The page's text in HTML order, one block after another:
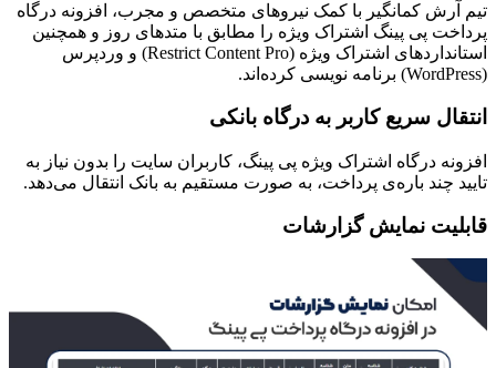
تیم آرش کمانگیر با کمک نیروهای متخصص و مجرب، افزونه درگاه
پرداخت پی پینگ اشتراک ویژه را مطابق با متدهای روز و همچنین
استانداردهای اشتراک ویژه (Restrict Content Pro) و وردپرس
(WordPress) برنامه نویسی کرده‌اند.
انتقال سریع کاربر به درگاه بانکی
افزونه درگاه اشتراک ویژه پی پینگ، کاربران سایت را بدون نیاز به
تایید چند باره‌ی پرداخت، به صورت مستقیم به بانک انتقال می‌دهد.
قابلیت نمایش گزارشات